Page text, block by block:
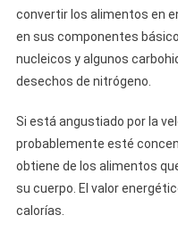
convertir los alimentos en
en sus componentes
nucleicos y algunos
desechos de nitrógeno.
Si está angustiado por la
probablemente esté
obtiene de los alimentos
su cuerpo. El valor
calorías.